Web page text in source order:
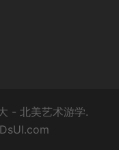
- 北美艺术游学.